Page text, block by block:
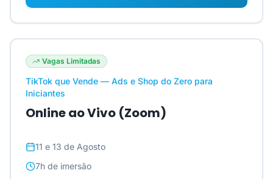
Vagas Limitadas
TikTok que Vende — Ads e Shop do Zero para
Iniciantes
Online ao Vivo (Zoom)
11 e 13 de Agosto
7h de imersão